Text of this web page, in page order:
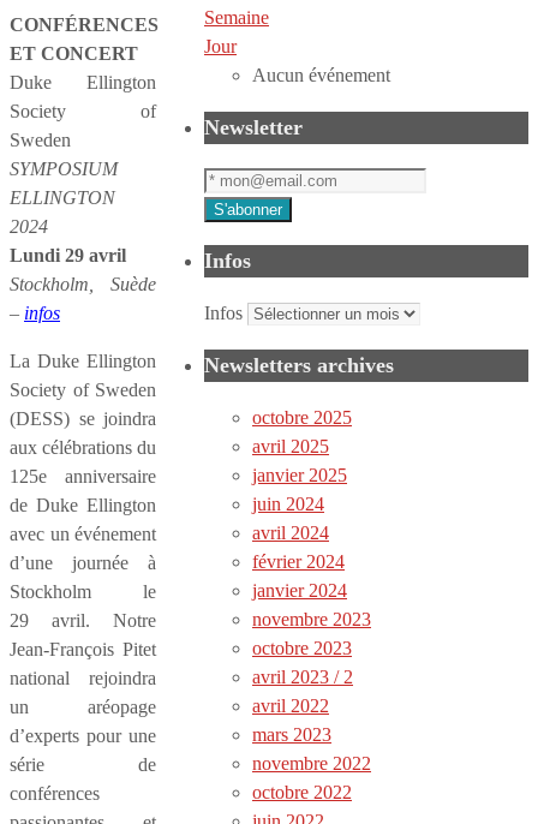
CONFÉRENCES
ET CONCERT
Duke Ellington
Society of
Sweden
SYMPOSIUM
ELLINGTON
2024
Lundi 29 avril
Stockholm, Suède
– infos
La Duke Ellington
Society of Sweden
(DESS) se joindra
aux célébrations du
125e anniversaire
de Duke Ellington
avec un événement
d’une journée à
Stockholm le
29 avril. Notre
Jean-François Pitet
national rejoindra
un aréopage
d’experts pour une
série de
conférences
Semaine
Jour
Aucun événement
Newsletter
Infos
Infos
Newsletters archives
octobre 2025
avril 2025
janvier 2025
juin 2024
avril 2024
février 2024
janvier 2024
novembre 2023
octobre 2023
avril 2023 / 2
avril 2022
mars 2023
novembre 2022
octobre 2022